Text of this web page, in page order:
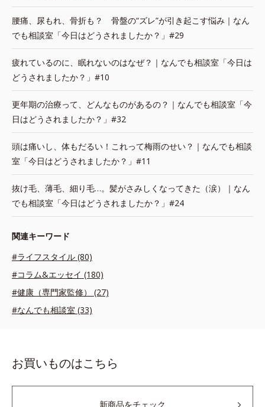
腰痛、尿もれ、骨折も？ 骨盤の“ズレ”が引き起こす悩み｜なん
でも相談室「今日はどうされましたか？」#29
疲れているのに、眠れないのはなぜ？｜なんでも相談室「今日は
どうされましたか？」#10
更年期の治療って、どんなものがあるの？｜なんでも相談室「今
日はどうされましたか？」#32
頭は痛いし、体もだるい！これって梅雨のせい？｜なんでも相談
室「今日はどうされましたか？」#11
抜け毛、薄毛、細り毛…。髪がさみしくなってきた（涙）｜なん
でも相談室「今日はどうされましたか？」#24
関連キーワード
#ライフスタイル (80)
#コラム&エッセイ (180)
#健康（専門家監修） (27)
#なんでも相談室 (33)
お買いものはこちら
新商品をチェック